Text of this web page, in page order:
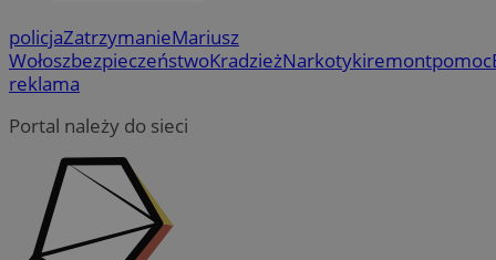
policjaZatrzymanieMariusz
WołoszbezpieczeństwoKradzieżNarkotykiremontpomoc
reklama
Portal należy do sieci